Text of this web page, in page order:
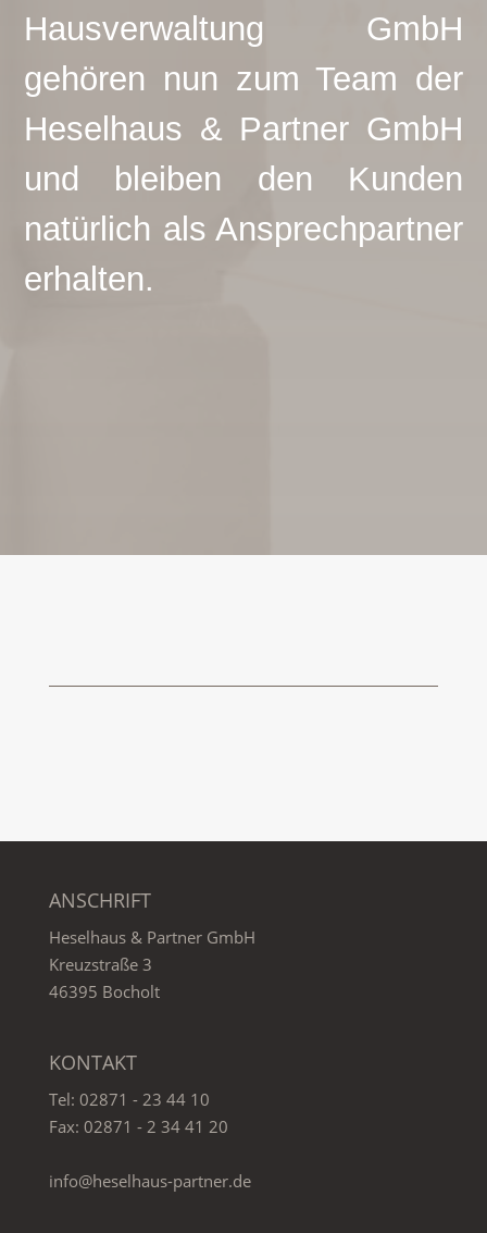
Hausverwaltung GmbH
gehören nun zum Team der
Heselhaus & Partner GmbH
und bleiben den Kunden
natürlich als Ansprechpartner
erhalten.
ANSCHRIFT
Heselhaus & Partner GmbH
Kreuzstraße 3
46395 Bocholt
KONTAKT
Tel: 02871 - 23 44 10
Fax: 02871 - 2 34 41 20
info@heselhaus-partner.de